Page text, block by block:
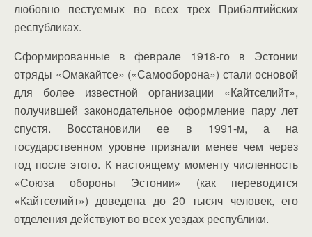
любовно пестуемых во всех трех Прибалтийских
республиках.
Сформированные в феврале 1918-го в Эстонии
отряды «Омакайтсе» («Самооборона») стали основой
для более известной организации «Кайтселийт»,
получившей законодательное оформление пару лет
спустя. Восстановили ее в 1991-м, а на
государственном уровне признали менее чем через
год после этого. К настоящему моменту численность
«Союза обороны Эстонии» (как переводится
«Кайтселийт») доведена до 20 тысяч человек, его
отделения действуют во всех уездах республики.